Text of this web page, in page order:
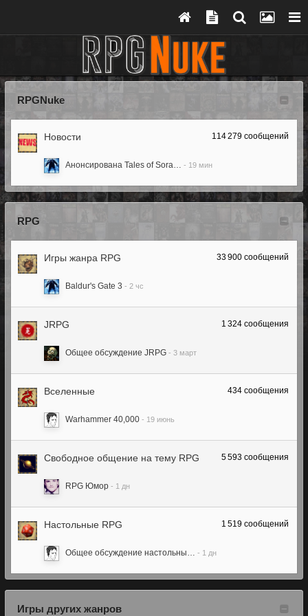
RPGNuke
Новости 114 279 сообщений
Анонсирована Tales of Sora…
RPG
Игры жанра RPG 33 900 сообщений
Baldur's Gate 3
JRPG 1 324 сообщения
Общее обсуждение JRPG
Вселенные 434 сообщения
Warhammer 40,000
Свободное общение на тему RPG 5 593 сообщения
RPG Юмор
Настольные RPG 1 519 сообщений
Общее обсуждение настольны…
Игры других жанров